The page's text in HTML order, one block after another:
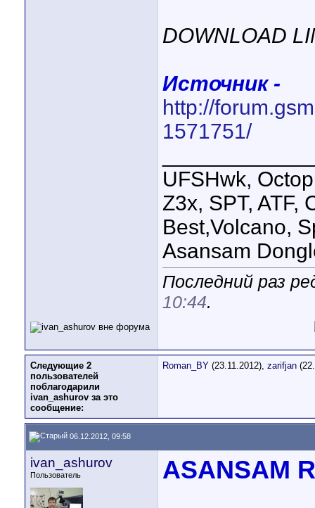
DOWNLOAD
Источник -
http://
1571751/
UFSHwk,
Z3x, SPT, ATF,
Best,Volcano,
Asansam
Последний раз
10:44.
Следующие 2
пользователей
поблагодарили
ivan_ashurov за это
сообщение:
Roman_BY (23.11.2012), zarifjan
06.12.2012, 09:58
ivan_ashurov
Пользователь ASANSAM